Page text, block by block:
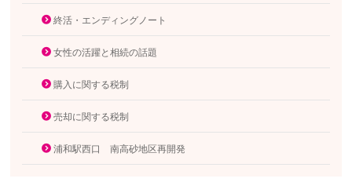
終活・エンディングノート
女性の活躍と相続の話題
購入に関する税制
売却に関する税制
浦和駅西口 南高砂地区再開発